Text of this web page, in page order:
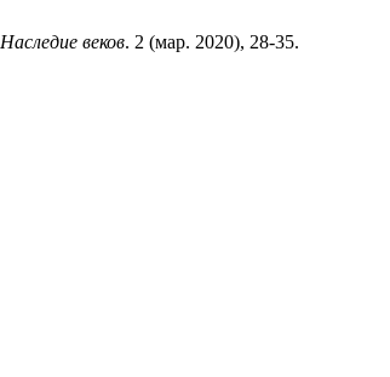
Наследие веков. 2 (мар. 2020), 28-35.